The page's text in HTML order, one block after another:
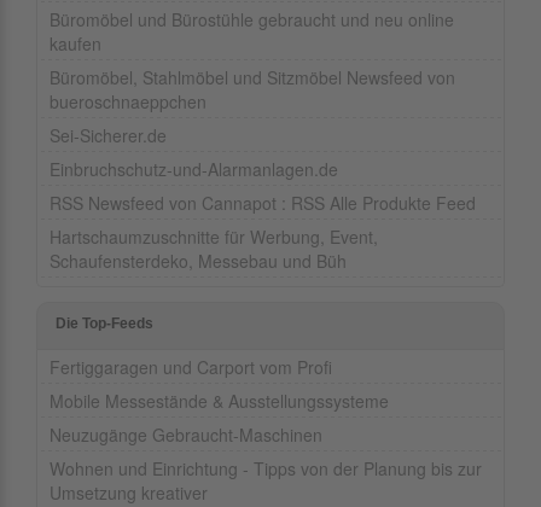
Büromöbel und Bürostühle gebraucht und neu online
kaufen
Büromöbel, Stahlmöbel und Sitzmöbel Newsfeed von
bueroschnaeppchen
Sei-Sicherer.de
Einbruchschutz-und-Alarmanlagen.de
RSS Newsfeed von Cannapot : RSS Alle Produkte Feed
Hartschaumzuschnitte für Werbung, Event,
Schaufensterdeko, Messebau und Büh
Die Top-Feeds
Fertiggaragen und Carport vom Profi
Mobile Messestände & Ausstellungssysteme
Neuzugänge Gebraucht-Maschinen
Wohnen und Einrichtung - Tipps von der Planung bis zur
Umsetzung kreativer